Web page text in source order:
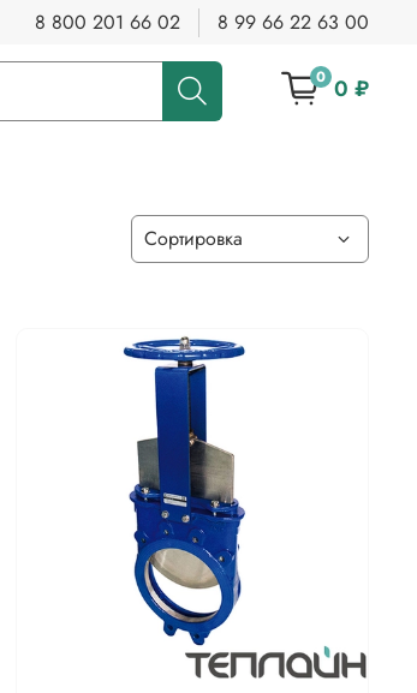
8 800 201 66 02 8 99 66 22 63 00
0 0 ₽